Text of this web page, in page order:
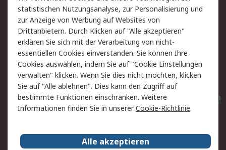
Hilfe
Privatkunden
Rechtliches
AGB
Datenschutz
Cookie-Richtlinie
Zahlungsbedingungen
Copyright/Impressum
Entsorgung
Elektrogeräte/Batterien
RS weltweit
statistischen Nutzungsanalyse, zur Personalisierung und
zur Anzeige von Werbung auf Websites von
Drittanbietern. Durch Klicken auf "Alle akzeptieren"
erklären Sie sich mit der Verarbeitung von nicht-
essentiellen Cookies einverstanden. Sie können Ihre
Cookies auswählen, indem Sie auf "Cookie Einstellungen
verwalten" klicken. Wenn Sie dies nicht möchten, klicken
Sie auf "Alle ablehnen". Dies kann den Zugriff auf
bestimmte Funktionen einschränken. Weitere
Informationen finden Sie in unsererCookie-Richtlinie.
Alle akzeptieren